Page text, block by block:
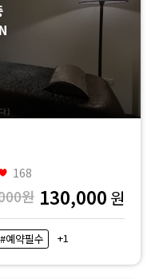
168
원 130,000 원
#예약필수 +1